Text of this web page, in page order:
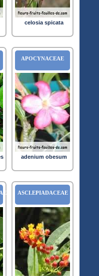
celosia spicata
APOCYNACEAE
adenium obesum
ASCLEPIADACEAE